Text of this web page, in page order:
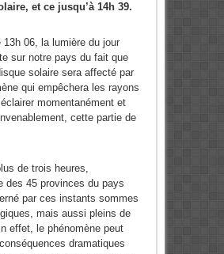
et ce jusqu’à 14h 39.
13h 06, la lumière du jour
sur notre pays du fait que
solaire sera affecté par
qui empêchera les rayons
momentanément et
cette partie de
de trois heures,
des 45 provinces du pays
par ces instants sommes
mais aussi pleins de
effet, le phénomène peut
dramatiques